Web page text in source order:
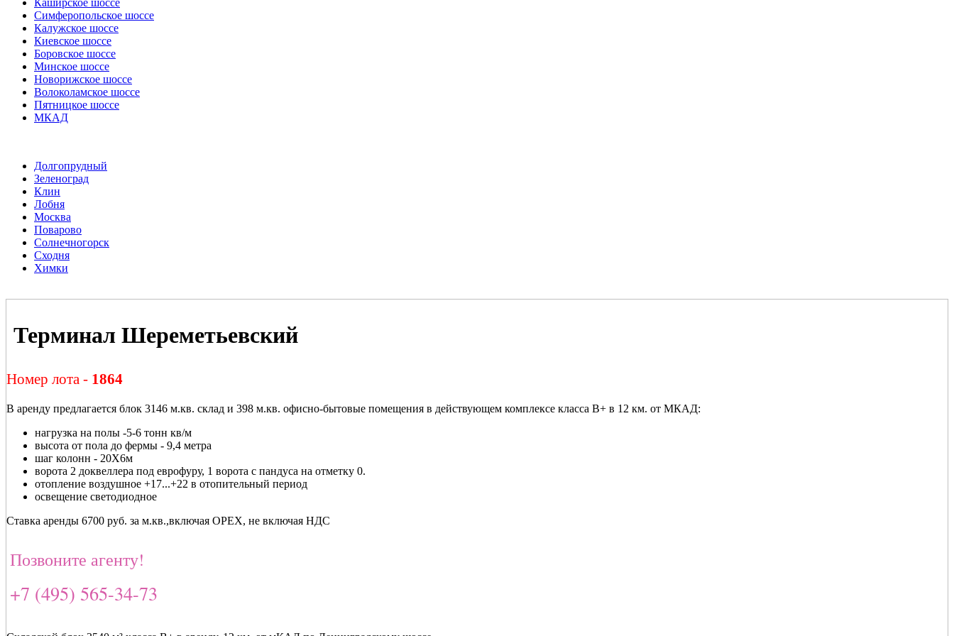
Каширское шоссе
Симферопольское шоссе
Калужское шоссе
Киевское шоссе
Боровское шоссе
Минское шоссе
Новорижское шоссе
Волоколамское шоссе
Пятницкое шоссе
МКАД
Долгопрудный
Зеленоград
Клин
Лобня
Москва
Поварово
Солнечногорск
Сходня
Химки
Терминал Шереметьевский
Номер лота - 1864
В аренду предлагается блок 3146 м.кв. склад и 398 м.кв. офисно-бытовые помещения в действующем комплексе класса В+ в 12 км. от МКАД:
нагрузка на полы -5-6 тонн кв/м
высота от пола до фермы - 9,4 метра
шаг колонн - 20Х6м
ворота 2 доквеллера под еврофуру, 1 ворота с пандуса на отметку 0.
отопление воздушное +17...+22 в отопительный период
освещение светодиодное
Ставка аренды 6700 руб. за м.кв.,включая OPEX, не включая НДС
Позвоните агенту!
+7 (495) 565-34-73